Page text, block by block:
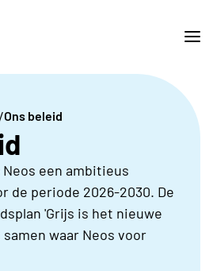
/Ons beleid
een ambitieus
de periode 2026-2030. De
'Grijs is het nieuwe
waar Neos voor